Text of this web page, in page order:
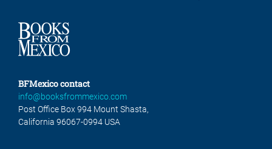
BFMexico contact
info@booksfrommexico.com
Post Office Box 994 Mount Shasta,
California 96067-0994 USA